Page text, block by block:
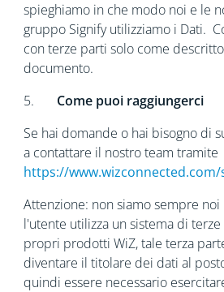
spieghiamo in che modo noi e le
gruppo Signify utilizziamo i Dati.
con terze parti solo come
documento.
5. Come puoi raggiungerci
Se hai domande o hai bisogno di
a contattare il nostro team tramite
https://
Attenzione: non siamo sempre
l'utente utilizza un sistema di
propri prodotti WiZ, tale terza
diventare il titolare dei dati al
quindi essere necessario